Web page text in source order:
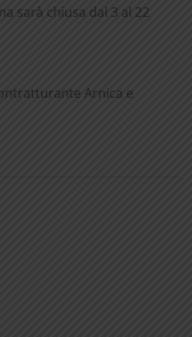
sarà chiusa dal 3 al 22
Arnica e